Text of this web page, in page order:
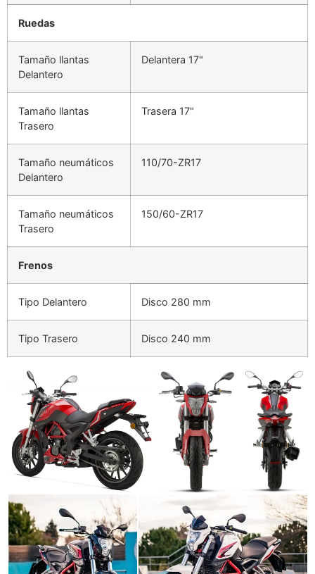
Ruedas
Tamaño llantas
Delantero
Delantera 17"
Tamaño llantas
Trasero
Trasera 17"
Tamaño neumáticos
Delantero
110/70-ZR17
Tamaño neumáticos
Trasero
150/60-ZR17
Frenos
Tipo Delantero Disco 280 mm
Tipo Trasero Disco 240 mm